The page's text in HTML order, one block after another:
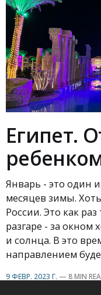
Египет.
Январь - это один
месяцев зимы.
России. Это как
разгаре - за окном
и солнца. В это
направлением
9 ФЕВР. 2023 Г. — 8 MIN